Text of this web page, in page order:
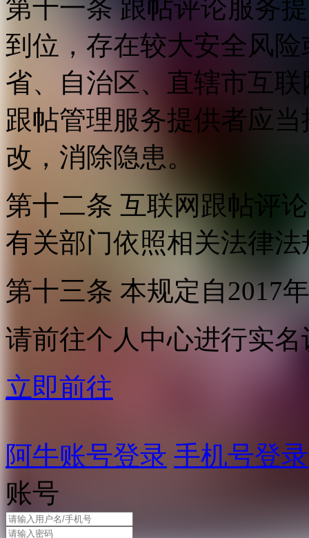
第十一条 跟帖评论服务
到位，存在较大安全风
省、自治区、直辖市互
跟帖管理服务提供者应
改，消除隐患。
第十二条 互联网跟帖评
有关部门依照相关法律
第十三条 本规定自2017
请前往个人中心进行实名
立即前往
阿牛账号登录 手机号登录
账号